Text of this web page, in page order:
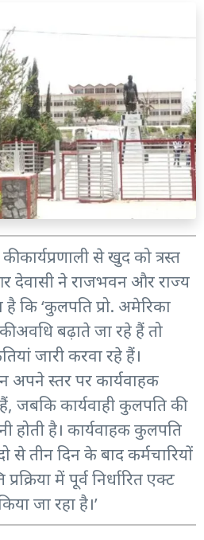
कार्यप्रणाली से खुद को त्रस्त
देवासी ने राजभवन और राज्य
कि ‘कुलपति प्रो. अमेरिका
अवधि बढ़ाते जा रहे हैं तो
जारी करवा रहे हैं।
अपने स्तर पर कार्यवाहक
जबकि कार्यवाही कुलपति की
होती है। कार्यवाहक कुलपति
से तीन दिन के बाद कर्मचारियों
में पूर्व निर्धारित एक्ट
जा रहा है।’